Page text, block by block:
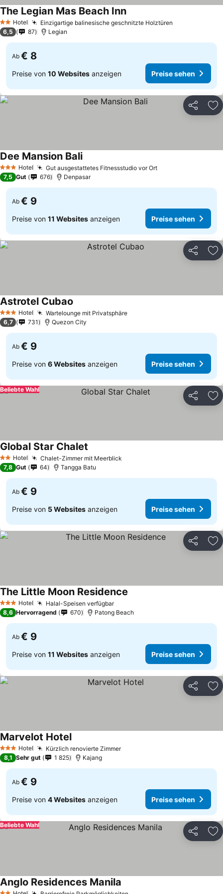
2 Sterne
Hotel Einzigartige balinesische geschnitzte Holztüren
The Legian Mas Beach Inn
6,5 87 Legian
Ab € 8
Preise von 10 Websites anzeigen Preise sehen
Teilen
3 SterneHotel Gut ausgestattetes Fitnessstudio vor Ort
Dee Mansion Bali
7,5 Gut 676 Denpasar
Ab € 9
Preise von 11 Websites anzeigen Preise sehen
Teilen
3 SterneHotel Wartelounge mit Privatsphäre
Astrotel Cubao
6,7 731 Quezon City
Ab € 9
Preise von 6 Websites anzeigen Preise sehen
Teilen
Beliebte Wahl
2 Sterne
Hotel Chalet-Zimmer mit Meerblick
Global Star Chalet
7,8 Gut 64 Tangga Batu
Ab € 9
Preise von 5 Websites anzeigen Preise sehen
Teilen
3 SterneHotel Halal-Speisen verfügbar
The Little Moon Residence
8,6 Hervorragend 670 Patong Beach
Ab € 9
Preise von 11 Websites anzeigen Preise sehen
Teilen
3 SterneHotel Kürzlich renovierte Zimmer
Marvelot Hotel
8,1 Sehr gut 1 825 Kajang
Ab € 9
Preise von 4 Websites anzeigen Preise sehen
Teilen
Beliebte Wahl
Anglo Residences Manila